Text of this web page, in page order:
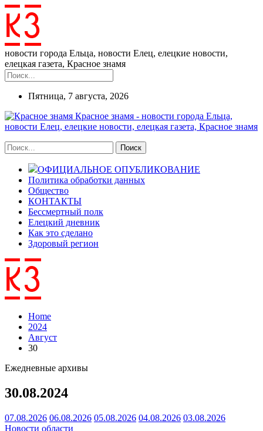
новости города Ельца, новости Елец, елецкие новости,
елецкая газета, Красное знамя
Пятница, 7 августа, 2026
Красное знамя - новости города Ельца,
новости Елец, елецкие новости, елецкая газета, Красное знамя
ОФИЦИАЛЬНОЕ ОПУБЛИКОВАНИЕ
Политика обработки данных
Общество
КОНТАКТЫ
Бессмертный полк
Елецкий дневник
Как это сделано
Здоровый регион
Home
2024
Август
30
Ежедневные архивы
30.08.2024
07.08.2026 06.08.2026 05.08.2026 04.08.2026 03.08.2026
Новости области